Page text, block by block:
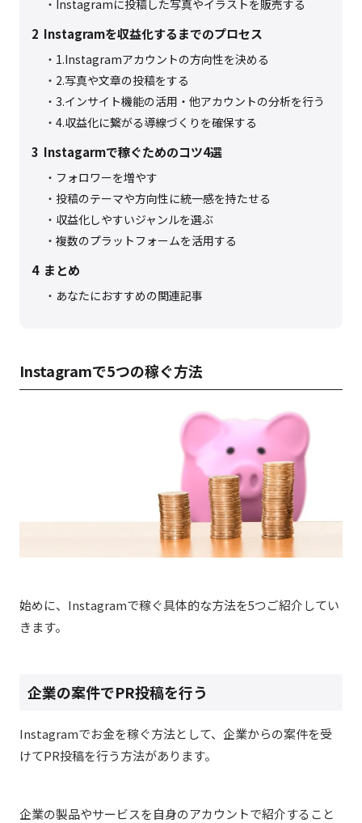
Instagramに投稿した写真やイラストを販売する
2 Instagramを収益化するまでのプロセス
1.Instagramアカウントの方向性を決める
2.写真や文章の投稿をする
3.インサイト機能の活用・他アカウントの分析を行う
4.収益化に繋がる導線づくりを確保する
3 Instagarmで稼ぐためのコツ4選
フォロワーを増やす
投稿のテーマや方向性に統一感を持たせる
収益化しやすいジャンルを選ぶ
複数のプラットフォームを活用する
4 まとめ
あなたにおすすめの関連記事
Instagramで5つの稼ぐ方法
始めに、Instagramで稼ぐ具体的な方法を5つご紹介してい
きます。
企業の案件でPR投稿を行う
Instagramでお金を稼ぐ方法として、企業からの案件を受
けてPR投稿を行う方法があります。
企業の製品やサービスを自身のアカウントで紹介すること